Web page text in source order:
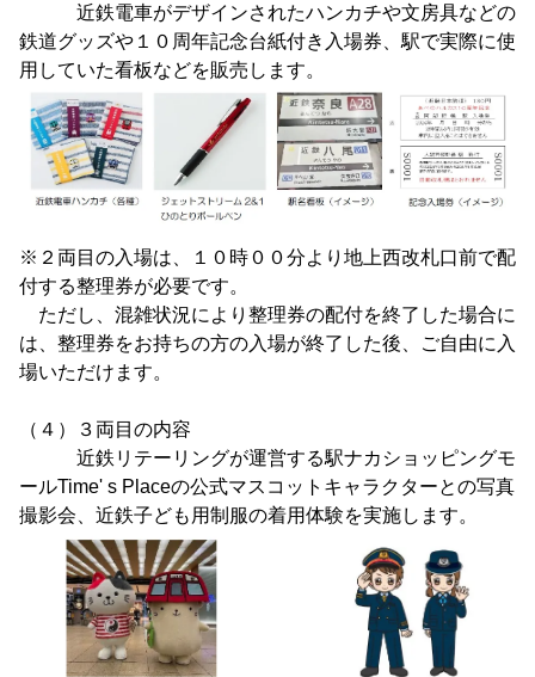
近鉄電車がデザインされたハンカチや文房具などの
鉄道グッズや１０周年記念台紙付き入場券、駅で実際に使
用していた看板などを販売します。
※２両目の入場は、１０時００分より地上西改札口前で配
付する整理券が必要です。
ただし、混雑状況により整理券の配付を終了した場合に
は、整理券をお持ちの方の入場が終了した後、ご自由に入
場いただけます。
（４）３両目の内容
近鉄リテーリングが運営する駅ナカショッピングモ
ールTime' s Placeの公式マスコットキャラクターとの写真
撮影会、近鉄子ども用制服の着用体験を実施します。